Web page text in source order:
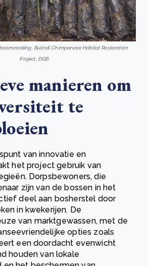
Bulindi Chimpanzee Habitat Restoration
Project, DGB.
manieren om
te
van innovatie en
het project gebruik van
Dorpsbewoners, die
zijn van de bossen in het
deel aan bosherstel door
in kwekerijen. De
van marktgewassen, met de
opties zoals
een doordacht evenwicht
houden van lokale